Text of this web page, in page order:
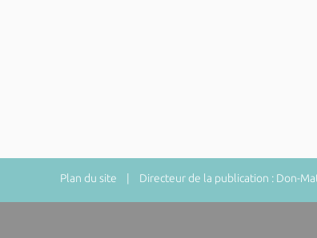
Plan du site | Directeur de la publication : Don-